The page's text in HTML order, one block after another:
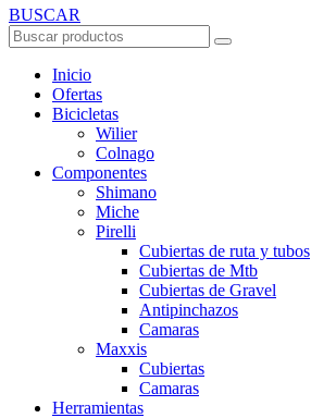
BUSCAR
Inicio
Ofertas
Bicicletas
Wilier
Colnago
Componentes
Shimano
Miche
Pirelli
Cubiertas de ruta y tubos
Cubiertas de Mtb
Cubiertas de Gravel
Antipinchazos
Camaras
Maxxis
Cubiertas
Camaras
Herramientas